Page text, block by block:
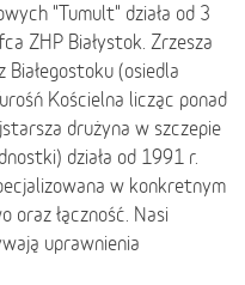
"Tumult" działa od 3
ZHP Białystok. Zrzesza
(osiedla
Kościelna licząc ponad
drużyna w szczepie
działa od 1991 r.
w konkretnym
oraz łączność. Nasi
uprawnienia